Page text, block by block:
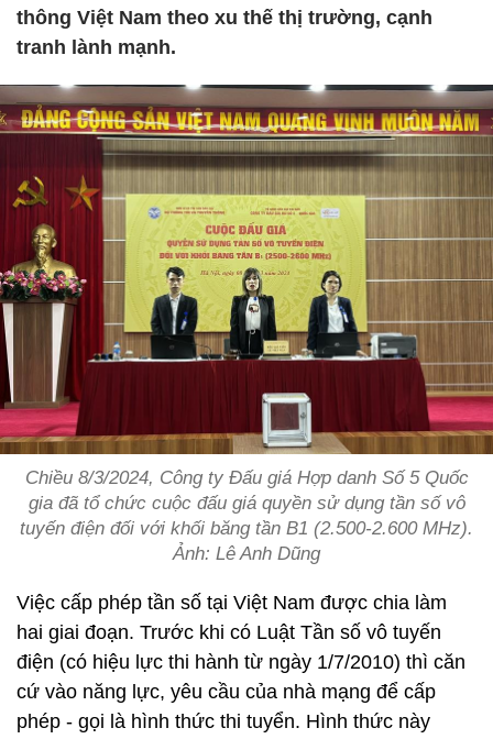
thông Việt Nam theo xu thế thị trường, cạnh
tranh lành mạnh.
Chiều 8/3/2024, Công ty Đấu giá Hợp danh Số 5 Quốc
gia đã tổ chức cuộc đấu giá quyền sử dụng tần số vô
tuyến điện đối với khối băng tần B1 (2.500-2.600 MHz).
Ảnh: Lê Anh Dũng
Việc cấp phép tần số tại Việt Nam được chia làm
hai giai đoạn. Trước khi có Luật Tần số vô tuyến
điện (có hiệu lực thi hành từ ngày 1/7/2010) thì căn
cứ vào năng lực, yêu cầu của nhà mạng để cấp
phép - gọi là hình thức thi tuyển. Hình thức này